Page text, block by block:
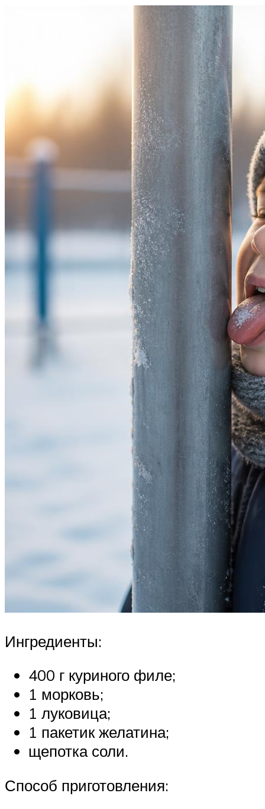
Ингредиенты:
400 г куриного филе;
1 морковь;
1 луковица;
1 пакетик желатина;
щепотка соли.
Способ приготовления: